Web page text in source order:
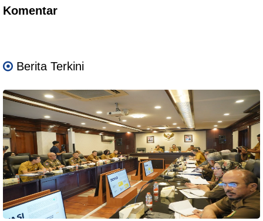
Komentar
Berita Terkini